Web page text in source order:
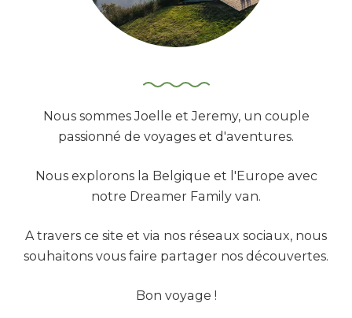
Nous sommes Joelle et Jeremy, un couple
passionné de voyages et d'aventures.
Nous explorons la Belgique et l'Europe avec
notre Dreamer Family van.
A travers ce site et via nos réseaux sociaux, nous
souhaitons vous faire partager nos découvertes.
Bon voyage !